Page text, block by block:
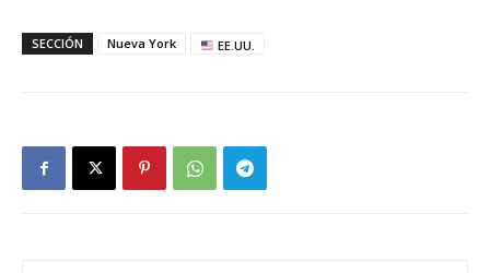
SECCIÓN Nueva York EE.UU.